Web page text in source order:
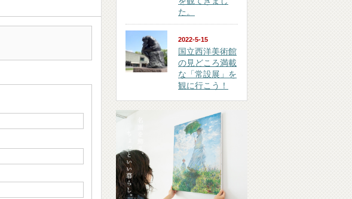
た。
2022-5-15
国立西洋美術館
の見どころ満載
な「常設展」を
観に行こう！